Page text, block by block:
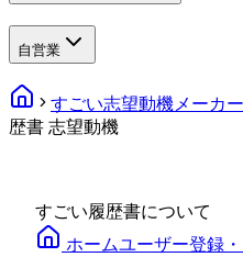
自営業
すごい志望動機メーカー
歴書 志望動機
すごい履歴書について
ホームユーザー登録